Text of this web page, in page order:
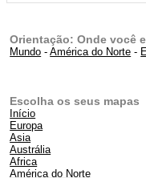
Orientação: Onde você
Mundo -América do Norte -
Escolha os seus mapas
Início
Europa
Asia
Austrália
Africa
América do Norte